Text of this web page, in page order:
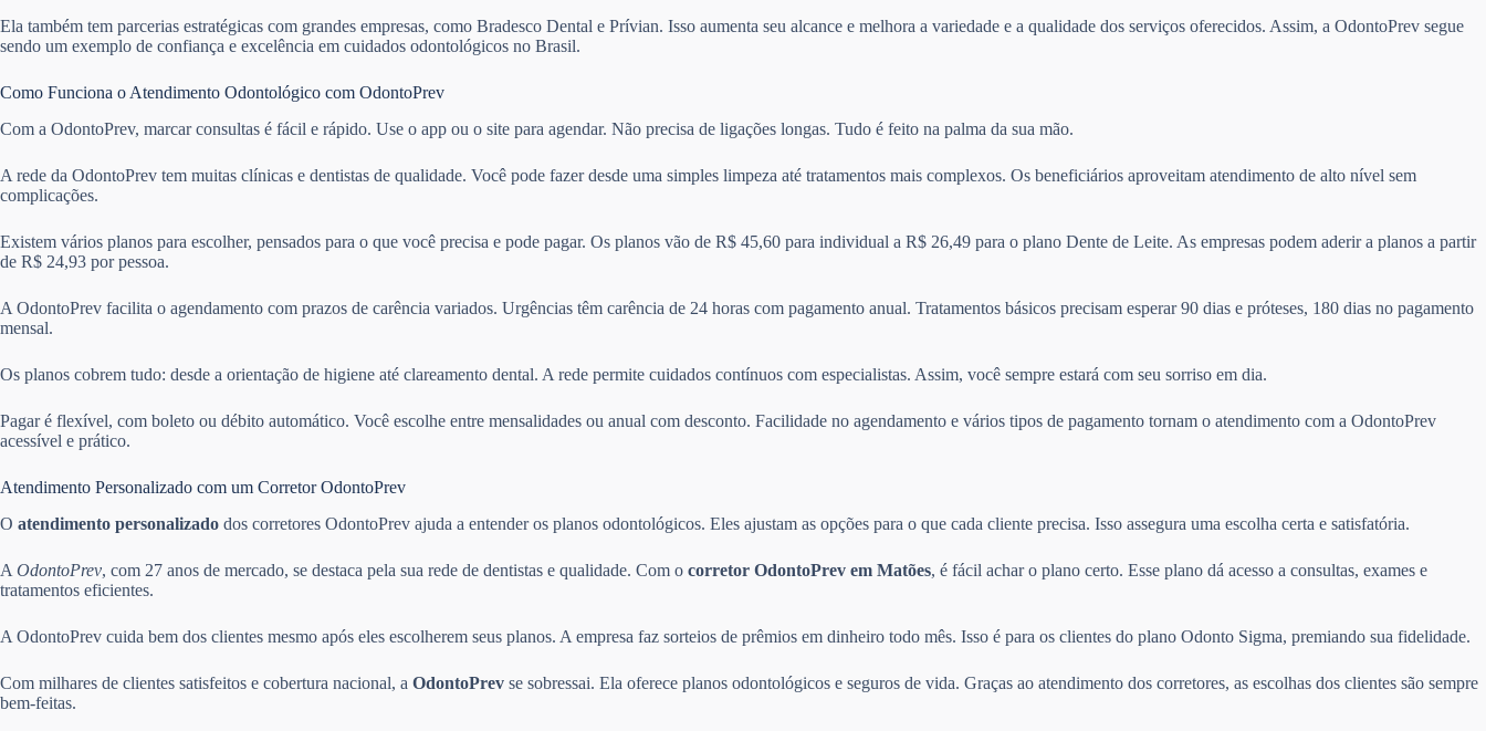
Ela também tem parcerias estratégicas com grandes empresas, como Bradesco Dental e Prívian. Isso aumenta seu alcance e melhora a variedade e a qualidade dos serviços oferecidos. Assim, a OdontoPrev segue
sendo um exemplo de confiança e excelência em cuidados odontológicos no Brasil.
Como Funciona o Atendimento Odontológico com OdontoPrev
Com a OdontoPrev, marcar consultas é fácil e rápido. Use o app ou o site para agendar. Não precisa de ligações longas. Tudo é feito na palma da sua mão.
A rede da OdontoPrev tem muitas clínicas e dentistas de qualidade. Você pode fazer desde uma simples limpeza até tratamentos mais complexos. Os beneficiários aproveitam atendimento de alto nível sem
complicações.
Existem vários planos para escolher, pensados para o que você precisa e pode pagar. Os planos vão de R$ 45,60 para individual a R$ 26,49 para o plano Dente de Leite. As empresas podem aderir a planos a partir
de R$ 24,93 por pessoa.
A OdontoPrev facilita o agendamento com prazos de carência variados. Urgências têm carência de 24 horas com pagamento anual. Tratamentos básicos precisam esperar 90 dias e próteses, 180 dias no pagamento
mensal.
Os planos cobrem tudo: desde a orientação de higiene até clareamento dental. A rede permite cuidados contínuos com especialistas. Assim, você sempre estará com seu sorriso em dia.
Pagar é flexível, com boleto ou débito automático. Você escolhe entre mensalidades ou anual com desconto. Facilidade no agendamento e vários tipos de pagamento tornam o atendimento com a OdontoPrev
acessível e prático.
Atendimento Personalizado com um Corretor OdontoPrev
O atendimento personalizado dos corretores OdontoPrev ajuda a entender os planos odontológicos. Eles ajustam as opções para o que cada cliente precisa. Isso assegura uma escolha certa e satisfatória.
A OdontoPrev, com 27 anos de mercado, se destaca pela sua rede de dentistas e qualidade. Com o corretor OdontoPrev em Matões, é fácil achar o plano certo. Esse plano dá acesso a consultas, exames e
tratamentos eficientes.
A OdontoPrev cuida bem dos clientes mesmo após eles escolherem seus planos. A empresa faz sorteios de prêmios em dinheiro todo mês. Isso é para os clientes do plano Odonto Sigma, premiando sua fidelidade.
Com milhares de clientes satisfeitos e cobertura nacional, a OdontoPrev se sobressai. Ela oferece planos odontológicos e seguros de vida. Graças ao atendimento dos corretores, as escolhas dos clientes são sempre
bem-feitas.